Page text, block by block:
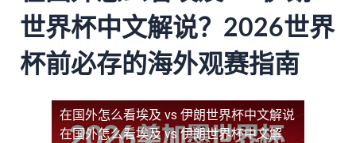
世界杯中文解说？2026世界
杯前必存的海外观赛指南
在国外怎么看埃及 vs 伊朗世界杯中文解说
在国外怎么看埃及 vs 伊朗世界杯中文解